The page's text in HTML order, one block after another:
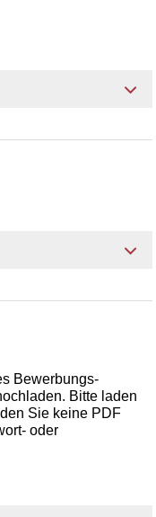
Bewerbungs-
Bitte laden
Sie keine PDF
oder